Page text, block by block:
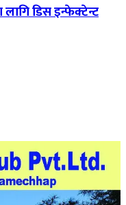
लागि डिस इन्फेक्टेन्ट